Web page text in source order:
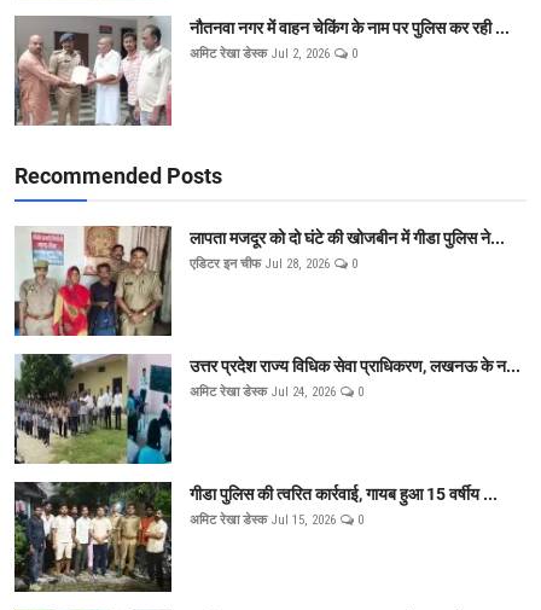
नौतनवा नगर में वाहन चेकिंग के नाम पर पुलिस कर रही ...
अमिट रेखा डेस्क Jul 2, 2026 0
Recommended Posts
लापता मजदूर को दो घंटे की खोजबीन में गीडा पुलिस ने...
एडिटर इन चीफ Jul 28, 2026 0
उत्तर प्रदेश राज्य विधिक सेवा प्राधिकरण, लखनऊ के न...
अमिट रेखा डेस्क Jul 24, 2026 0
गीडा पुलिस की त्वरित कार्रवाई, गायब हुआ 15 वर्षीय ...
अमिट रेखा डेस्क Jul 15, 2026 0